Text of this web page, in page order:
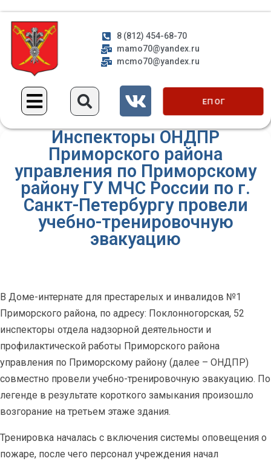
8 (812) 454-68-70
mamo70@yandex.ru
mcmo70@yandex.ru
ЕП ОГ
Инспекторы ОНДПР
Приморского района
управления по Приморскому
району ГУ МЧС России по г.
Санкт-Петербургу провели
учебно-тренировочную
эвакуацию
В Доме-интернате для престарелых и инвалидов №1
Приморского района, по адресу: Поклонногорская, 52
инспекторы отдела надзорной деятельности и
профилактической работы Приморского района
управления по Приморскому району (далее – ОНДПР)
совместно провели учебно-тренировочную эвакуацию. По
легенде в результате короткого замыкания произошло
возгорание на третьем этаже здания.
Тренировка началась с включения системы оповещения о
пожаре, после чего персонал учреждения начал